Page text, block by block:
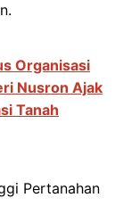
Organisasi
Nusron Ajak
Tanah
Pertanahan